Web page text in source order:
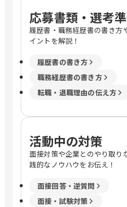
応募書類・選考
履歴書・職務経歴書の書き方
イントを解説！
履歴書の書き方
職務経歴書の書き方
転職・退職理由の伝え方
活動中の対策
面接対策や企業とのやり取り
践的なノウハウをお伝え！
面接回答・逆質問
面接・試験対策